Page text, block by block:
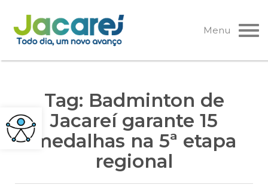
Pular
para
o
Menu
Tag: Badminton de
Jacareí garante 15
medalhas na 5ª etapa
regional